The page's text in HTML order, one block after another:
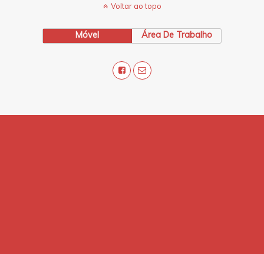
Voltar ao topo
Móvel Área De Trabalho